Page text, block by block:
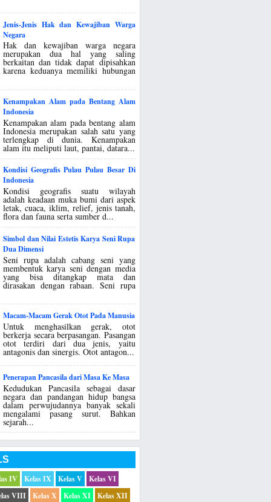
Jenis-Jenis Hak dan Kewajiban Warga
Negara
Hak dan kewajiban warga negara
merupakan dua hal yang saling
berkaitan dan tidak dapat dipisahkan
karena keduanya memiliki hubungan
Kenampakan Alam pada Bentang Alam
Indonesia
Kenampakan alam pada bentang alam
Indonesia merupakan salah satu yang
terlengkap di dunia. Kenampakan
alam itu meliputi laut, pantai, datara...
Kondisi Geografis Pulau Pulau Besar Di
Indonesia
Kondisi geografis suatu wilayah
adalah keadaan muka bumi dari aspek
letak, cuaca, iklim, relief, jenis tanah,
flora dan fauna serta sumber d...
Simbol dan Nilai Estetis Karya Seni Rupa
Dua Dimensi
Seni rupa adalah cabang seni yang
membentuk karya seni dengan media
yang bisa ditangkap mata dan
dirasakan dengan rabaan. Seni rupa
Macam-Macam Gerak Otot Pada Manusia
Untuk menghasilkan gerak, otot
berkerja secara berpasangan. Pasangan
otot terdiri dari dua jenis, yaitu
antagonis dan sinergis. Otot antagon...
Penerapan Pancasila dari Masa Ke Masa
Kedudukan Pancasila sebagai dasar
negara dan pandangan hidup bangsa
dalam perwujudannya banyak sekali
mengalami pasang surut. Bahkan
sejarah...
IV Kelas IX Kelas V
Kelas VI
VIII Kelas X Kelas XI
Kelas XII